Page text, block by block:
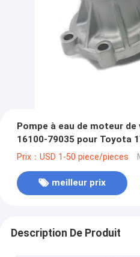
Pompe à eau de moteur
16100-79035 pour Toyota
Prix：USD 1-50 piece/pieces
meilleur prix
Description De Produit